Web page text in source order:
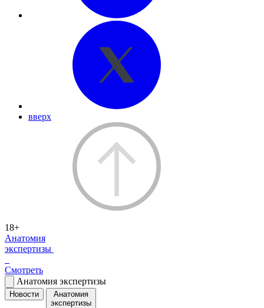
вверх
18+
Анатомия
экспертизы
Смотреть
Анатомия экспертизы
Новости
Анатомия
экспертизы